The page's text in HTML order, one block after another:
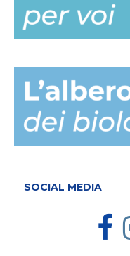
SOCIAL MEDIA